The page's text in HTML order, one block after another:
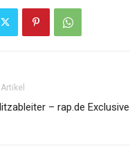
– rap.de Exclusive